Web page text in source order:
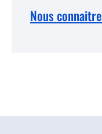
Nous connaitre